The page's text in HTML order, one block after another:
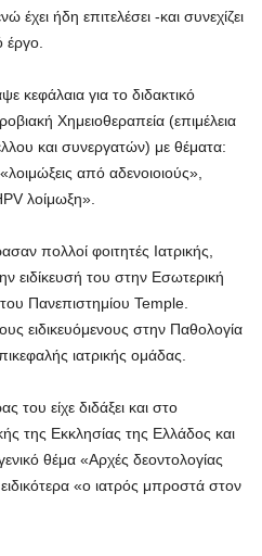
έχει ήδη επιτελέσει -και συνεχίζει
έργο.
κεφάλαια για το διδακτικό
Χημειοθεραπεία (επιμέλεια
και συνεργατών) με θέματα:
από αδενοιοιούς»,
λοίμωξη».
πολλοί φοιτητές Ιατρικής,
ειδίκευσή του στην Εσωτερική
Πανεπιστημίου Temple.
ειδικευόμενους στην Παθολογία
ιατρικής ομάδας.
του είχε διδάξει και στο
της Εκκλησίας της Ελλάδος και
θέμα «Αρχές δεοντολογίας
«ο ιατρός μπροστά στον